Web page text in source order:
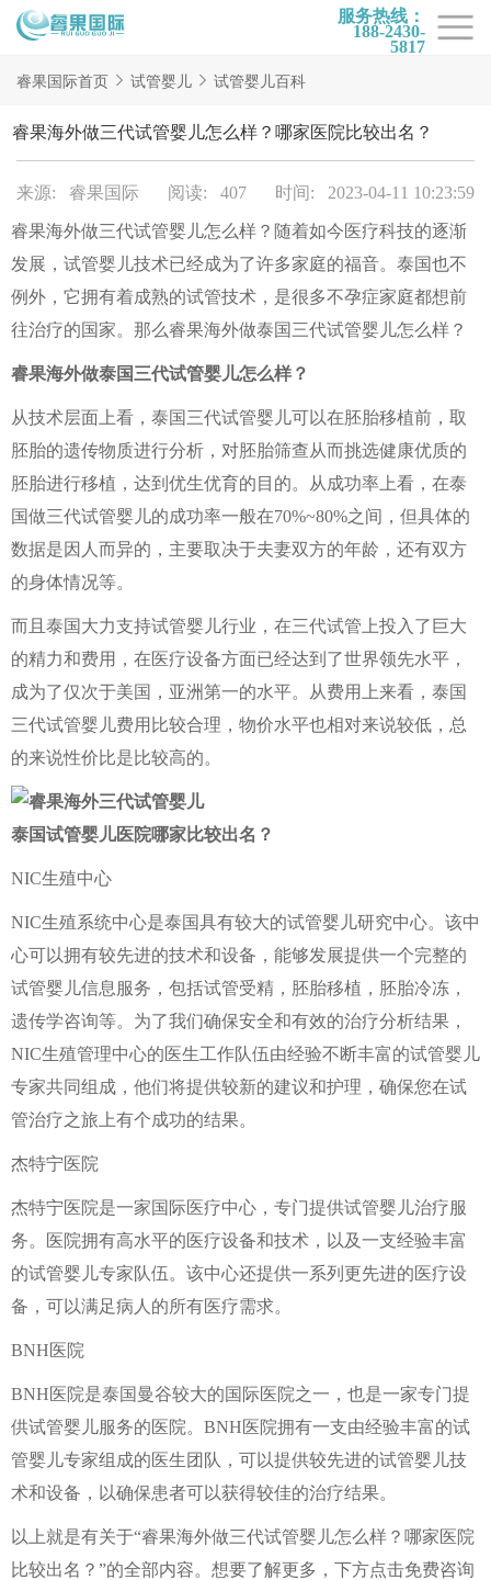
服务热线：
188-2430-
5817
首页
试管项目
试管百科
试管医院
睿果国际
睿果国际首页 试管婴儿 试管婴儿百科
睿果海外做三代试管婴儿怎么样？哪家医院比较出名？
来源: 睿果国际 阅读: 407 时间: 2023-04-11 10:23:59
睿果海外做三代试管婴儿怎么样？随着如今医疗科技的逐渐
发展，试管婴儿技术已经成为了许多家庭的福音。泰国也不
例外，它拥有着成熟的试管技术，是很多不孕症家庭都想前
往治疗的国家。那么睿果海外做泰国三代试管婴儿怎么样？
睿果海外做泰国三代试管婴儿怎么样？
从技术层面上看，泰国三代试管婴儿可以在胚胎移植前，取
胚胎的遗传物质进行分析，对胚胎筛查从而挑选健康优质的
胚胎进行移植，达到优生优育的目的。从成功率上看，在泰
国做三代试管婴儿的成功率一般在70%~80%之间，但具体的
数据是因人而异的，主要取决于夫妻双方的年龄，还有双方
的身体情况等。
而且泰国大力支持试管婴儿行业，在三代试管上投入了巨大
的精力和费用，在医疗设备方面已经达到了世界领先水平，
成为了仅次于美国，亚洲第一的水平。从费用上来看，泰国
三代试管婴儿费用比较合理，物价水平也相对来说较低，总
的来说性价比是比较高的。
泰国试管婴儿医院哪家比较出名？
NIC生殖中心
NIC生殖系统中心是泰国具有较大的试管婴儿研究中心。该中
心可以拥有较先进的技术和设备，能够发展提供一个完整的
试管婴儿信息服务，包括试管受精，胚胎移植，胚胎冷冻，
遗传学咨询等。为了我们确保安全和有效的治疗分析结果，
NIC生殖管理中心的医生工作队伍由经验不断丰富的试管婴儿
专家共同组成，他们将提供较新的建议和护理，确保您在试
管治疗之旅上有个成功的结果。
杰特宁医院
杰特宁医院是一家国际医疗中心，专门提供试管婴儿治疗服
务。医院拥有高水平的医疗设备和技术，以及一支经验丰富
的试管婴儿专家队伍。该中心还提供一系列更先进的医疗设
备，可以满足病人的所有医疗需求。
BNH医院
BNH医院是泰国曼谷较大的国际医院之一，也是一家专门提
供试管婴儿服务的医院。BNH医院拥有一支由经验丰富的试
管婴儿专家组成的医生团队，可以提供较先进的试管婴儿技
术和设备，以确保患者可以获得较佳的治疗结果。
以上就是有关于“睿果海外做三代试管婴儿怎么样？哪家医院
比较出名？”的全部内容。想要了解更多，下方点击免费咨询